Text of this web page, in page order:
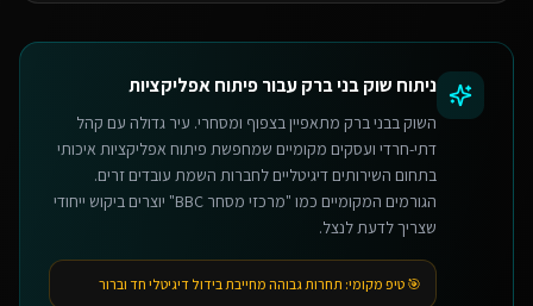
ניתוח שוקבני ברקעבורפיתוח אפליקציות
השוק בבני ברק מתאפיין בצפוף ומסחרי. עיר גדולה עם קהל
דתי-חרדי ועסקים מקומיים שמחפשת פיתוח אפליקציות איכותי
בתחום השירותים דיגיטליים לחברות השמת עובדים זרים.
הגורמים המקומיים כמו "מרכזי מסחר BBC" יוצרים ביקוש ייחודי
שצריך לדעת לנצל.
🎯 טיפ מקומי: תחרות גבוהה מחייבת בידול דיגיטלי חד וברור